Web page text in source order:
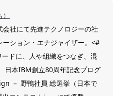
社にて先進テクノロジーの社
ション・エナジャイザー。<#
ドに、人や組織をつなぎ、混
日本IBM創立80周年記念プログ
－ 野鴨社員 総選挙（日本で